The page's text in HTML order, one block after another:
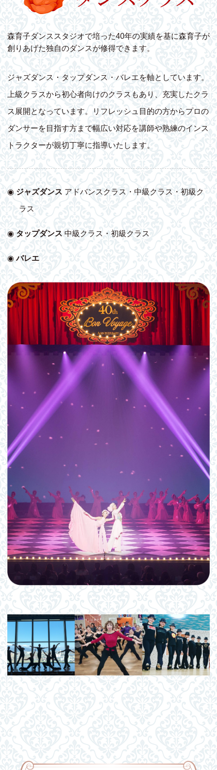
森育子ダンススタジオで培った40年の実績を基に森育子が
創りあげた独自のダンスが修得できます。
ジャズダンス・タップダンス・バレエを軸としています。
上級クラスから初心者向けのクラスもあり、充実したクラ
ス展開となっています。リフレッシュ目的の方からプロの
ダンサーを目指す方まで幅広い対応を講師や熟練のインス
トラクターが親切丁寧に指導いたします。
◉ジャズダンス アドバンスクラス・中級クラス・初級ク
ラス
◉タップダンス 中級クラス・初級クラス
◉バレエ